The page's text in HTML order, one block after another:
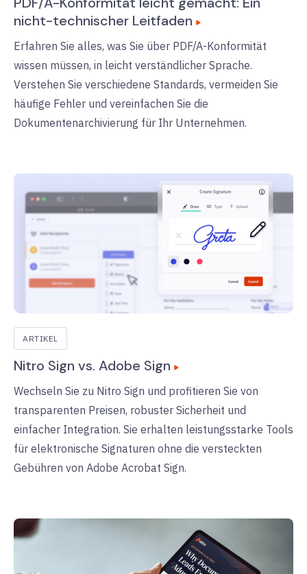
nicht-technischer Leitfaden
Erfahren Sie alles, was Sie über PDF/A-Konformität
wissen müssen, in leicht verständlicher Sprache.
Verstehen Sie verschiedene Standards, vermeiden Sie
häufige Fehler und vereinfachen Sie die
Dokumentenarchivierung für Ihr Unternehmen.
ARTIKEL
Nitro Sign vs. Adobe Sign
Wechseln Sie zu Nitro Sign und profitieren Sie von
transparenten Preisen, robuster Sicherheit und
einfacher Integration. Sie erhalten leistungsstarke Tools
für elektronische Signaturen ohne die versteckten
Gebühren von Adobe Acrobat Sign.